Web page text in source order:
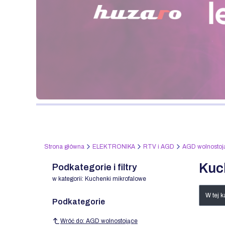
Naciśnij Enter lub spację, aby otworzyć stronę.
Strona główna ELEKTRONIKA RTV i AGD AGD
Podkategorie i filtry
w kategorii: Kuchenki mikrofalowe
Podkategorie
Wróć do: AGD wolnostojące
W tej